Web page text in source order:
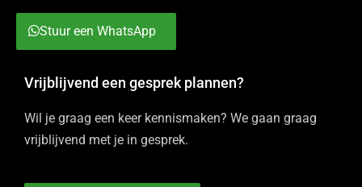
Stuur een WhatsApp
Vrijblijvend een gesprek plannen?
Wil je graag een keer kennismaken? We gaan graag
vrijblijvend met je in gesprek.